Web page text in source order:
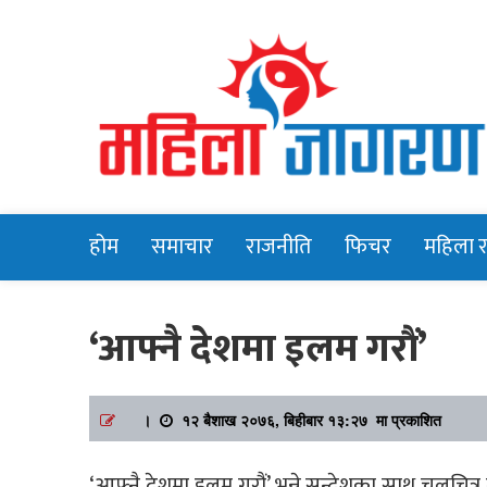
होम समाचार राजनीति फिचर महिला
‘आफ्नै देशमा इलम गरौं’
। १२ बैशाख २०७६, बिहीबार १३:२७ मा प्रकाशित